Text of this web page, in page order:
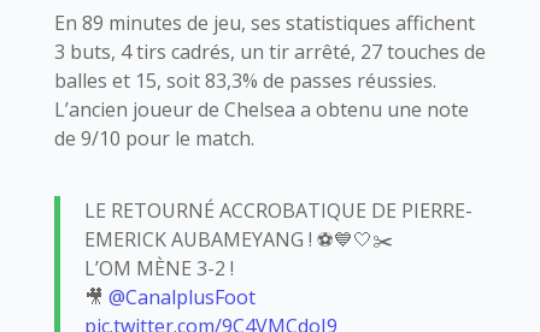
En 89 minutes de jeu, ses statistiques affichent
3 buts, 4 tirs cadrés, un tir arrêté, 27 touches de
balles et 15, soit 83,3% de passes réussies.
L’ancien joueur de Chelsea a obtenu une note
de 9/10 pour le match.
LE RETOURNÉ ACCROBATIQUE DE PIERRE-
EMERICK AUBAMEYANG ! ⚽️💙🤍✂️
L’OM MÈNE 3-2 !
🎥 @CanalplusFoot
pic.twitter.com/9C4VMCdoJ9